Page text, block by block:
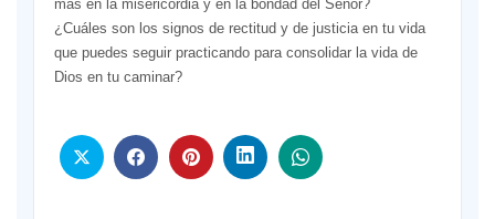
más en la misericordia y en la bondad del Señor?
¿Cuáles son los signos de rectitud y de justicia en tu vida
que puedes seguir practicando para consolidar la vida de
Dios en tu caminar?